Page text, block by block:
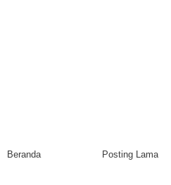
Posting Lama
Beranda